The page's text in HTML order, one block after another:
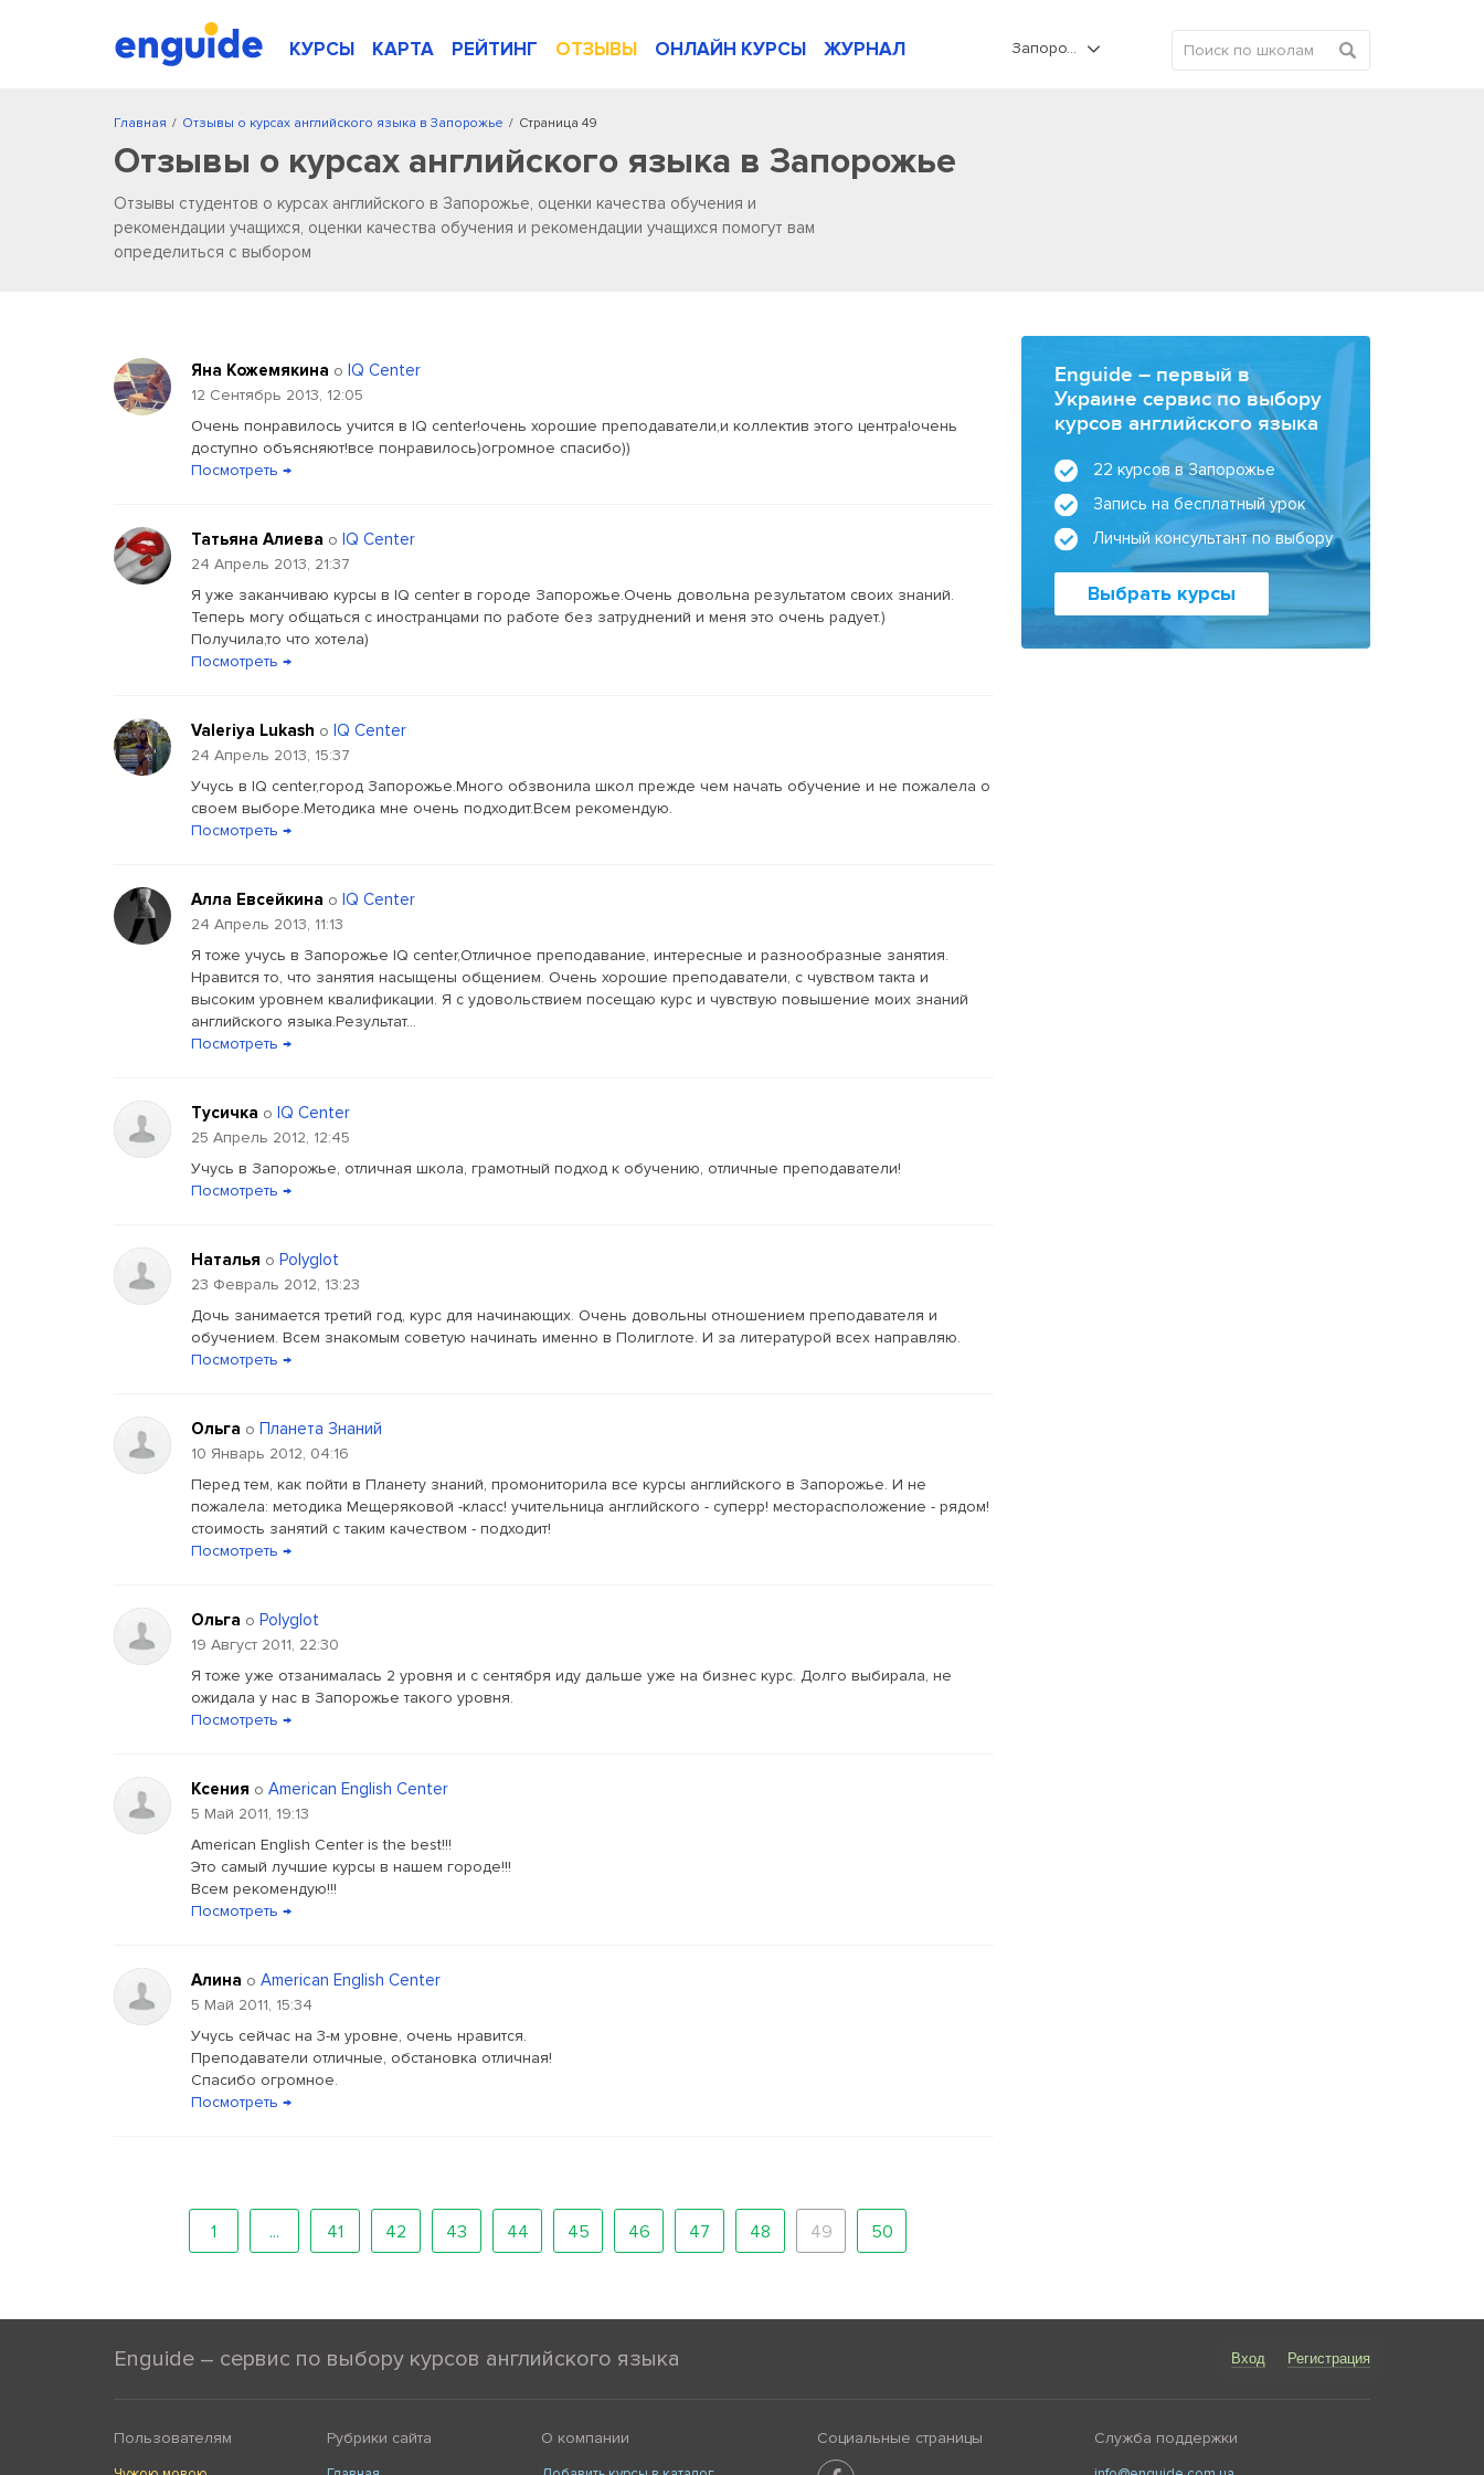
КУРСЫ КАРТА РЕЙТИНГ ОТЗЫВЫ ОНЛАЙН КУРСЫ ЖУРНАЛ Запорожье
/
Главная /
Отзывы о курсах английского языка в Запорожье Страница 49
Отзывы о курсах английского языка в Запорожье
Отзывы студентов о курсах английского в Запорожье, оценки качества обучения и
рекомендации учащихся, оценки качества обучения и рекомендации учащихся помогут вам
определиться с выбором
Яна Кожемякина о IQ Center
12 Сентябрь 2013, 12:05
Очень понравилось учится в IQ center!очень хорошие преподаватели,и коллектив этого центра!очень
доступно объясняют!все понравилось)огромное спасибо))
Посмотреть →
Татьяна Αлиева о IQ Center
24 Апрель 2013, 21:37
Я уже заканчиваю курсы в IQ center в городе Запорожье.Очень довольна результатом своих знаний.
Теперь могу общаться с иностранцами по работе без затруднений и меня это очень радует.)
Получила,то что хотела)
Посмотреть →
Valeriya Lukash о IQ Center
24 Апрель 2013, 15:37
Учусь в IQ center,город Запорожье.Много обзвонила школ прежде чем начать обучение и не пожалела о
своем выборе.Методика мне очень подходит.Всем рекомендую.
Посмотреть →
Алла Евсейкина о IQ Center
24 Апрель 2013, 11:13
Я тоже учусь в Запорожье IQ center,Отличное преподавание, интересные и разнообразные занятия.
Нравится то, что занятия насыщены общением. Очень хорошие преподаватели, с чувством такта и
высоким уровнем квалификации. Я с удовольствием посещаю курс и чувствую повышение моих знаний
английского языка.Результат...
Посмотреть →
Тусичка о IQ Center
25 Апрель 2012, 12:45
Учусь в Запорожье, отличная школа, грамотный подход к обучению, отличные преподаватели!
Посмотреть →
Наталья о Polyglot
23 Февраль 2012, 13:23
Дочь занимается третий год, курс для начинающих. Очень довольны отношением преподавателя и
обучением. Всем знакомым советую начинать именно в Полиглоте. И за литературой всех направляю.
Посмотреть →
Ольга о Планета Знаний
10 Январь 2012, 04:16
Перед тем, как пойти в Планету знаний, промониторила все курсы английского в Запорожье. И не
пожалела: методика Мещеряковой -класс! учительница английского - суперр! месторасположение - рядом!
стоимость занятий с таким качеством - подходит!
Посмотреть →
Ольга о Polyglot
19 Август 2011, 22:30
Я тоже уже отзанималась 2 уровня и с сентября иду дальше уже на бизнес курс. Долго выбирала, не
ожидала у нас в Запорожье такого уровня.
Посмотреть →
Ксения о American English Center
5 Май 2011, 19:13
American English Center is the best!!!
Это самый лучшие курсы в нашем городе!!!
Всем рекомендую!!!
Посмотреть →
Алина о American English Center
5 Май 2011, 15:34
Учусь сейчас на 3-м уровне, очень нравится.
Преподаватели отличные, обстановка отличная!
Спасибо огромное.
Посмотреть →
1 ... 41 42 43 44 45 46 47 48 49 50
Enguide – первый в
Украине сервис по выбору
курсов английского языка
22 курсов в Запорожье
Запись на бесплатный урок
Личный консультант по выбору
Выбрать курсы
Enguide – сервис по выбору курсов английского языка Вход Регистрация
Пользователям Рубрики сайта О компании Социальные страницы Служба поддержки